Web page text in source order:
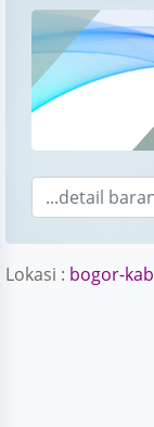
Lokasi : bogor-kab